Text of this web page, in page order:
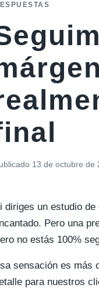
13 de octubre de
diriges un estudio
Pero una
no estás 100%
sensación es más
para nuestros